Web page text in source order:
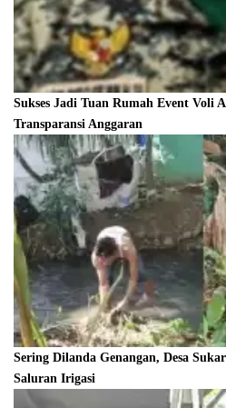
Sukses Jadi Tuan Rumah Event Voli
Transparansi Anggaran
Sering Dilanda Genangan, Desa
Saluran Irigasi